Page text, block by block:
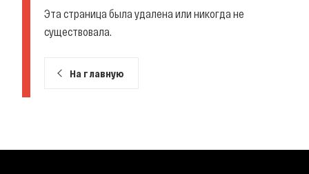
Эта страница была удалена или никогда не
существовала.
На главную